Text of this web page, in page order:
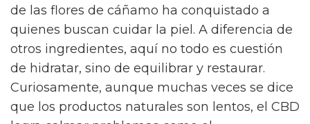
de las flores de cáñamo ha conquistado a
quienes buscan cuidar la piel. A diferencia de
otros ingredientes, aquí no todo es cuestión
de hidratar, sino de equilibrar y restaurar.
Curiosamente, aunque muchas veces se dice
que los productos naturales son lentos, el CBD